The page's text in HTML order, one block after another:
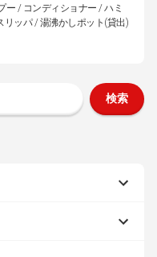
ー / コンディショナー / ハミ
リッパ / 湯沸かしポット(貸出)
検索